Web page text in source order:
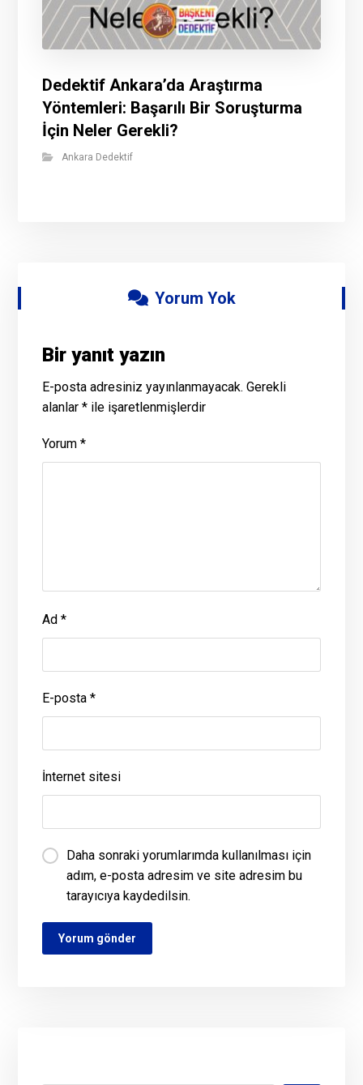
Dedektif Ankara’da Araştırma
Yöntemleri: Başarılı Bir Soruşturma
İçin Neler Gerekli?
Ankara Dedektif
Yorum Yok
Bir yanıt yazın
E-posta adresiniz yayınlanmayacak. Gerekli
alanlar* ile işaretlenmişlerdir
Yorum*
Ad*
E-posta*
İnternet sitesi
Daha sonraki yorumlarımda kullanılması için
adım, e-posta adresim ve site adresim bu
tarayıcıya kaydedilsin.